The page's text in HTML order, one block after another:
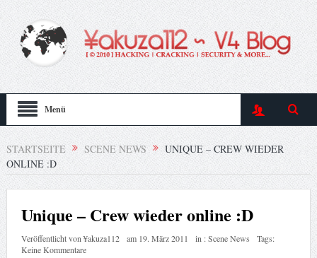
Menü
STARTSEITE SCENE NEWS
UNIQUE – CREW WIEDER
ONLINE :D
Unique – Crew wieder online :D
Veröffentlicht von¥akuza112 am 19. März 2011 in :Scene News
Tags:
Keine Kommentare